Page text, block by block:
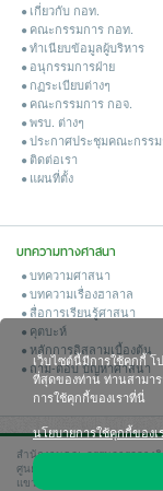
เกี่ยวกับ กอท.
คณะกรรมการ กอท.
ทำเนียบข้อมูลผู้บริหาร
อนุกรรมการฝ่าย
กฏระเบียบต่างๆ
คณะกรรมการ กอจ.
พรบ. ต่างๆ
ประกาศประชุมคณะกรร
ติดต่อเรา
แผนที่ตั้ง
บทความทางศาสนา
บทความศาสนา
บทความเรื่องฮาลาล
สื่อการเรียนรู้ศาสนา
คุตบะห์
หลักการอิสลามเบื้องต้น
ถาม-ตอบ ปัญหาศาสนา
สำนักงานคณะกรรมการกลาง
ศูนย์บริหารกิจการศาสนาอิสลา
แขวงคลองสิบ เขตหนองจอก ก
เว็บไซต์นี้มีการใช้คุกกี้
ที่สุดของท่าน ท่านสามา
การใช้คุกกี้ของเราที่นี่
นโยบายการใช้คุกกี้ของ